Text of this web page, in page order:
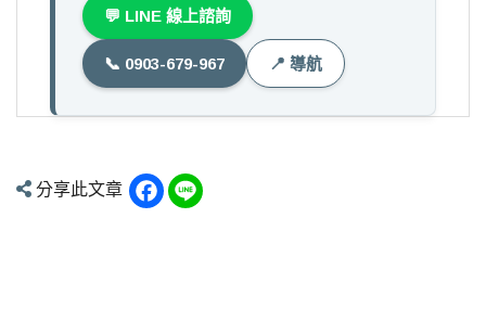
💬 LINE 線上諮詢
📞 0903-679-967 📍 導航
分享此文章 Facebook